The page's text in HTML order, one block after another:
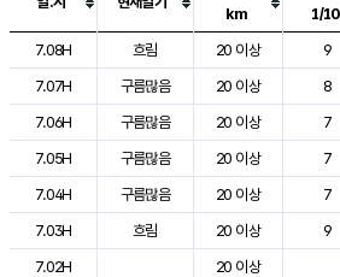
도시별 기상실황표로 지점, 날씨, 기온, 강수
km
1/10
7.08H
흐림 20 이상 9
7.07H
구름많음 20 이상 8
7.06H
구름많음 20 이상 7
7.05H
구름많음 20 이상 7
7.04H
구름많음 20 이상 7
7.03H
흐림 20 이상 9
7.02H
20 이상